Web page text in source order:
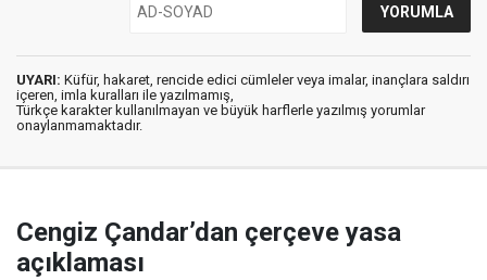
UYARI: Küfür, hakaret, rencide edici cümleler veya imalar, inançlara saldırı
içeren, imla kuralları ile yazılmamış,
Türkçe karakter kullanılmayan ve büyük harflerle yazılmış yorumlar
onaylanmamaktadır.
Cengiz Çandar’dan çerçeve yasa
açıklaması